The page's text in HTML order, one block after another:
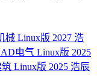
械 Linux版 2027 浩
电气 Linux版 2025
Linux版 2025 浩辰